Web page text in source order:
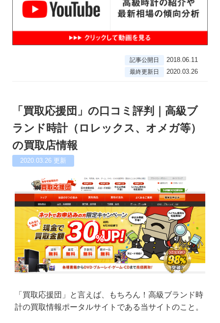
記事公開日 2018.06.11
最終更新日 2020.03.26
「買取応援団」の口コミ評判｜高級ブ
ランド時計（ロレックス、オメガ等）
の買取店情報
2020.03.26 更新
「買取応援団」と言えば、もちろん！高級ブランド時
計の買取情報ポータルサイトである当サイトのこと。